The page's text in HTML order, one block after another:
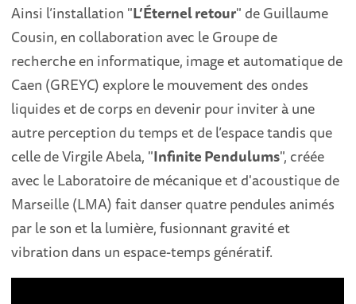
Ainsi l’installation "L’Éternel retour" de Guillaume
Cousin, en collaboration avec le Groupe de
recherche en informatique, image et automatique de
Caen (GREYC) explore le mouvement des ondes
liquides et de corps en devenir pour inviter à une
autre perception du temps et de l’espace tandis que
celle de Virgile Abela, "Infinite Pendulums", créée
avec le Laboratoire de mécanique et d'acoustique de
Marseille (LMA) fait danser quatre pendules animés
par le son et la lumière, fusionnant gravité et
vibration dans un espace-temps génératif.